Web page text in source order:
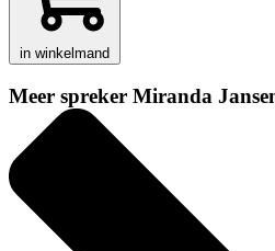
in winkelmand
Meer spreker Miranda